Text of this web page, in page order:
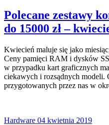
Polecane zestawy
do 15000 zł –
Kwiecień maluje się jako
Ceny pamięci RAM i dysków
w przypadku kart graficznych
ciekawych i rozsądnych modeli.
przygotowanych przez nas w
Hardware 04 kwietnia 2019